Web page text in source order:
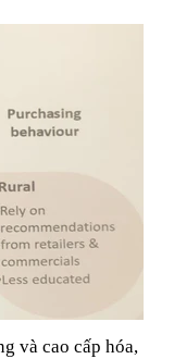
và cao cấp hóa,